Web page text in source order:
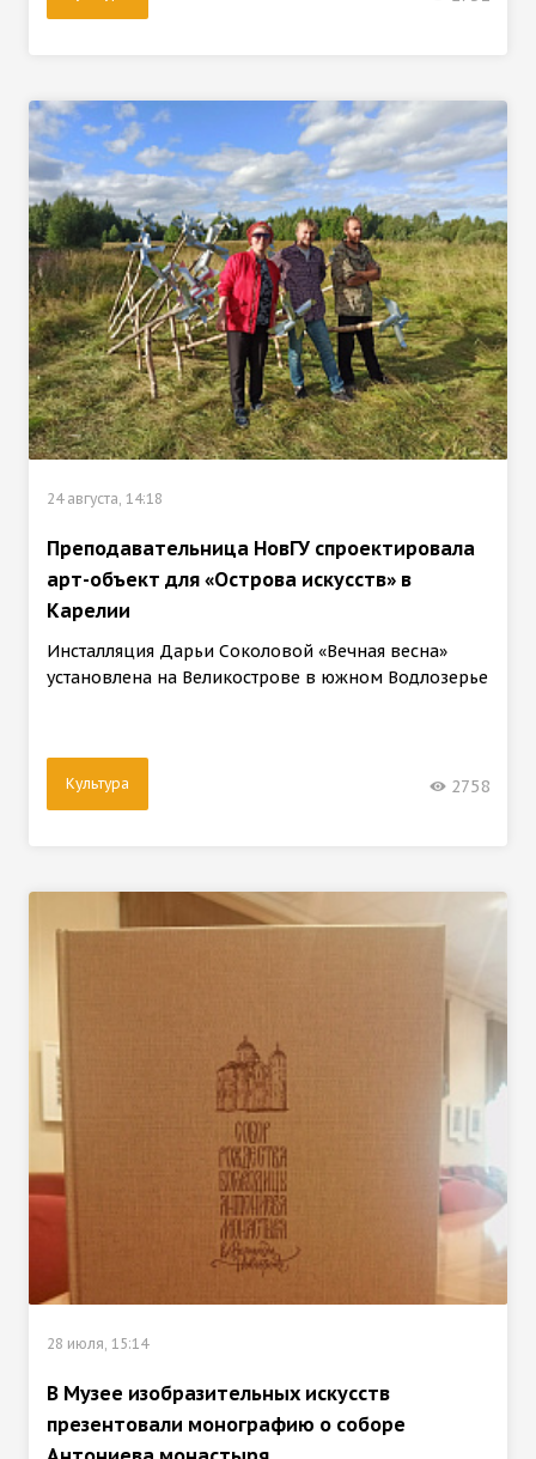
24 августа, 14:18
Преподавательница НовГУ спроектировала
арт-объект для «Острова искусств» в
Карелии
Инсталляция Дарьи Соколовой «Вечная весна»
установлена на Великострове в южном Водлозерье
Культура 2758
28 июля, 15:14
В Музее изобразительных искусств
презентовали монографию о cоборе